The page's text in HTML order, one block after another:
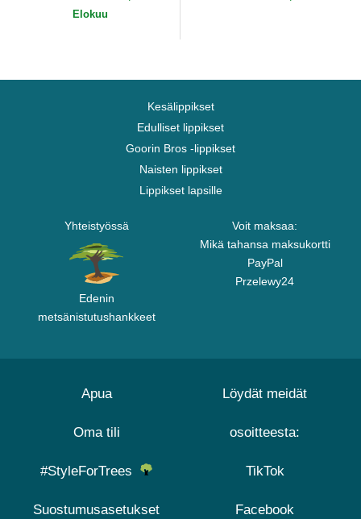
Elokuu
Kesälippikset
Edulliset lippikset
Goorin Bros -lippikset
Naisten lippikset
Lippikset lapsille
Yhteistyössä
Edenin
metsänistutushankkeet
Voit maksaa:
Mikä tahansa maksukortti
PayPal
Przelewy24
Apua
Oma tili
#StyleForTrees
Suostumusasetukset
Löydät meidät
osoitteesta:
TikTok
Facebook